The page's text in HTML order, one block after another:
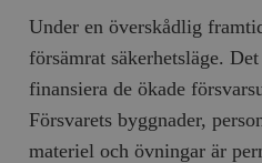
Under en överskådlig
försämrat säkerhetsläge.
finansiera de ökade
Försvarets byggnader,
materiel och övningar är